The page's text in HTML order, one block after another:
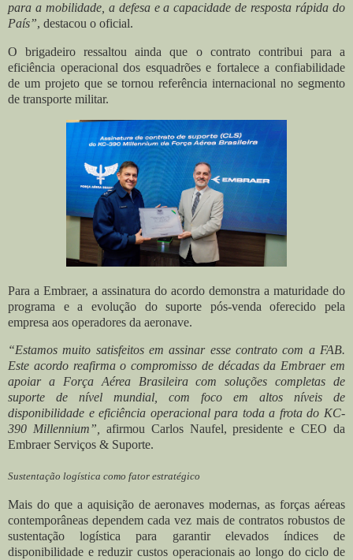
para a mobilidade, a defesa e a capacidade de resposta rápida do
País”, destacou o oficial.
O brigadeiro ressaltou ainda que o contrato contribui para a
eficiência operacional dos esquadrões e fortalece a confiabilidade
de um projeto que se tornou referência internacional no segmento
de transporte militar.
Para a Embraer, a assinatura do acordo demonstra a maturidade do
programa e a evolução do suporte pós-venda oferecido pela
empresa aos operadores da aeronave.
“Estamos muito satisfeitos em assinar esse contrato com a FAB.
Este acordo reafirma o compromisso de décadas da Embraer em
apoiar a Força Aérea Brasileira com soluções completas de
suporte de nível mundial, com foco em altos níveis de
disponibilidade e eficiência operacional para toda a frota do KC-
390 Millennium”, afirmou Carlos Naufel, presidente e CEO da
Embraer Serviços & Suporte.
Sustentação logística como fator estratégico
Mais do que a aquisição de aeronaves modernas, as forças aéreas
contemporâneas dependem cada vez mais de contratos robustos de
sustentação logística para garantir elevados índices de
disponibilidade e reduzir custos operacionais ao longo do ciclo de